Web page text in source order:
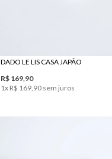
DADO LE LIS CASA JAPÃO
R$ 169, 90
1x R$ 169, 90sem juros